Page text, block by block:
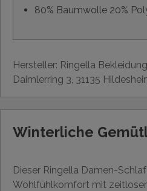
80% Baumwolle 20%
Hersteller: Ringella
Daimlerring 3, 31135
Winterliche
Dieser Ringella Damen-
Wohlfühlkomfort mit